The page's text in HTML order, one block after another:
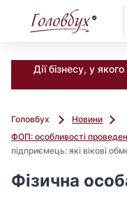
Дії бізнесу, у
Головбух
Новини
ФОП: особливості
підприємець: які вікові
Фізична